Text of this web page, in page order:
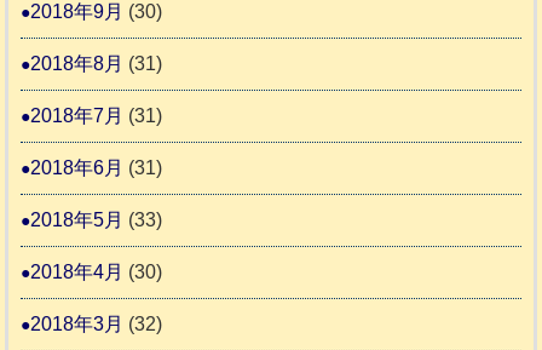
2018年9月 (30)
2018年8月 (31)
2018年7月 (31)
2018年6月 (31)
2018年5月 (33)
2018年4月 (30)
2018年3月 (32)